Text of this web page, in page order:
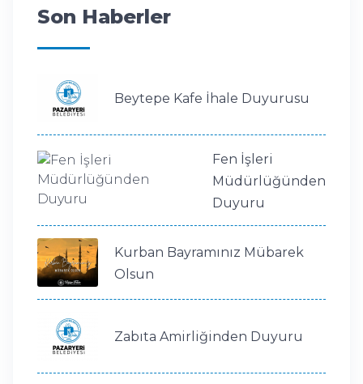
Son Haberler
Beytepe Kafe İhale Duyurusu
Fen İşleri
Müdürlüğünden
Duyuru
Kurban Bayramınız Mübarek
Olsun
Zabıta Amirliğinden Duyuru